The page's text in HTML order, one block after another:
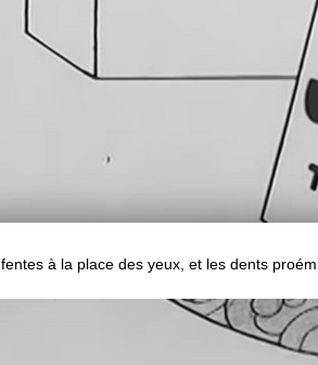
à la place des yeux, et les dents